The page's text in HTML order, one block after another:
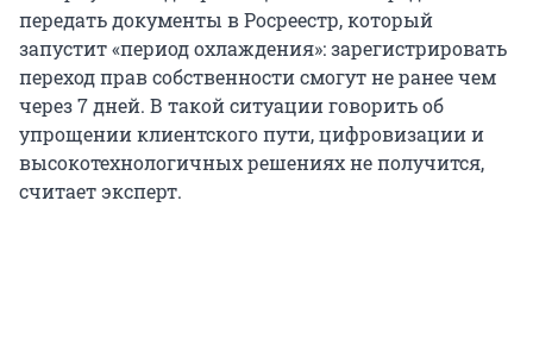
передать документы в Росреестр, который
запустит «период охлаждения»: зарегистрировать
переход прав собственности смогут не ранее чем
через 7 дней. В такой ситуации говорить об
упрощении клиентского пути, цифровизации и
высокотехнологичных решениях не получится,
считает эксперт.